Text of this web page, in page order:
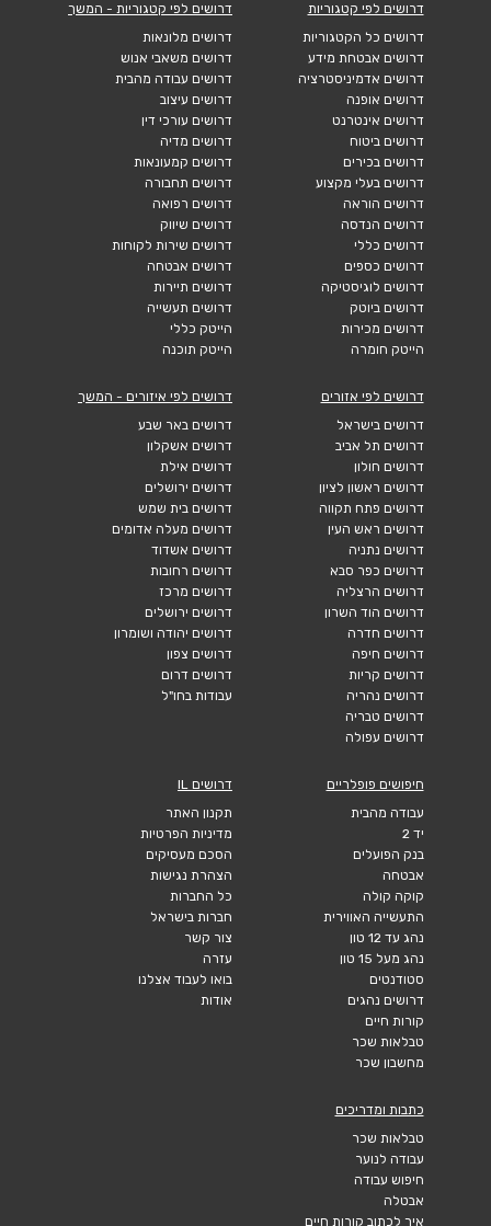
דרושים לפי קטגוריות
דרושים כל הקטגוריות
דרושים אבטחת מידע
דרושים אדמיניסטרציה
דרושים אופנה
דרושים אינטרנט
דרושים ביטוח
דרושים בכירים
דרושים בעלי מקצוע
דרושים הוראה
דרושים הנדסה
דרושים כללי
דרושים כספים
דרושים לוגיסטיקה
דרושים ביוטק
דרושים מכירות
הייטק חומרה
דרושים לפי קטגוריות - המשך
דרושים מלונאות
דרושים משאבי אנוש
דרושים עבודה מהבית
דרושים עיצוב
דרושים עורכי דין
דרושים מדיה
דרושים קמעונאות
דרושים תחבורה
דרושים רפואה
דרושים שיווק
דרושים שירות לקוחות
דרושים אבטחה
דרושים תיירות
דרושים תעשייה
הייטק כללי
הייטק תוכנה
דרושים לפי אזורים
דרושים בישראל
דרושים תל אביב
דרושים חולון
דרושים ראשון לציון
דרושים פתח תקווה
דרושים ראש העין
דרושים נתניה
דרושים כפר סבא
דרושים הרצליה
דרושים הוד השרון
דרושים חדרה
דרושים חיפה
דרושים קריות
דרושים נהריה
דרושים טבריה
דרושים עפולה
דרושים לפי איזורים - המשך
דרושים באר שבע
דרושים אשקלון
דרושים אילת
דרושים ירושלים
דרושים בית שמש
דרושים מעלה אדומים
דרושים אשדוד
דרושים רחובות
דרושים מרכז
דרושים ירושלים
דרושים יהודה ושומרון
דרושים צפון
דרושים דרום
עבודות בחו"ל
חיפושים פופלריים
עבודה מהבית
יד 2
בנק הפועלים
אבטחה
קוקה קולה
התעשייה האווירית
נהג עד 12 טון
נהג מעל 15 טון
סטודנטים
דרושים נהגים
קורות חיים
טבלאות שכר
מחשבון שכר
דרושים IL
תקנון האתר
מדיניות הפרטיות
הסכם מעסיקים
הצהרת נגישות
כל החברות
חברות בישראל
צור קשר
עזרה
בואו לעבוד אצלנו
אודות
כתבות ומדריכים
טבלאות שכר
עבודה לנוער
חיפוש עבודה
אבטלה
איך לכתוב קורות חיים